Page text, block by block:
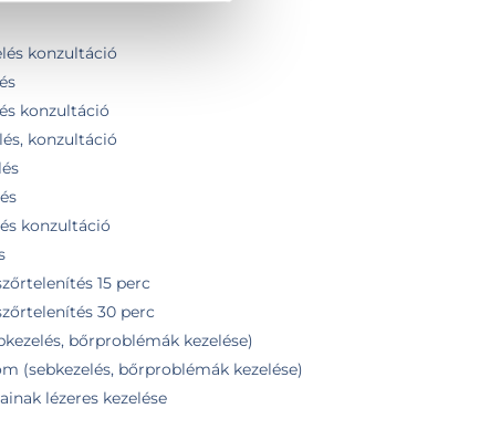
konzultáció
konzultáció
konzultáció
konzultáció
15 perc
30 perc
bőrproblémák kezelése)
(sebkezelés, bőrproblémák kezelése)
lézeres kezelése